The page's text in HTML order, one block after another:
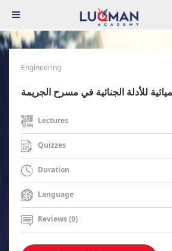
Engineering
للأدلة الجنائية في مسرح الجريمة
Lectures
Quizzes
Duration
Language
Reviews (0)